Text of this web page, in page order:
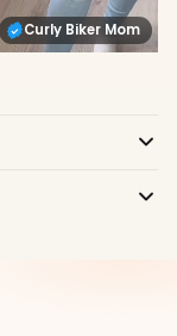
Curly Biker Mom